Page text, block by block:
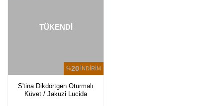
%20 İNDİRİM
TÜKENDİ
S'tina Dikdörtgen Oturmalı
Küvet / Jakuzi Lucida